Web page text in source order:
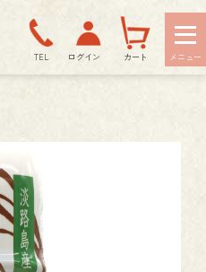
TEL ログイン カート